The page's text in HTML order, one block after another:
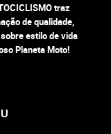
traz
de qualidade,
estilo de vida
Planeta Moto!